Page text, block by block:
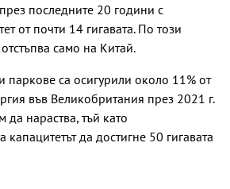
последните 20 години с
от почти 14 гигавата. По този
само на Китай.
са осигурили около 11% от
във Великобритания през 2021 г.
да нараства, тъй като
капацитетът да достигне 50 гигавата